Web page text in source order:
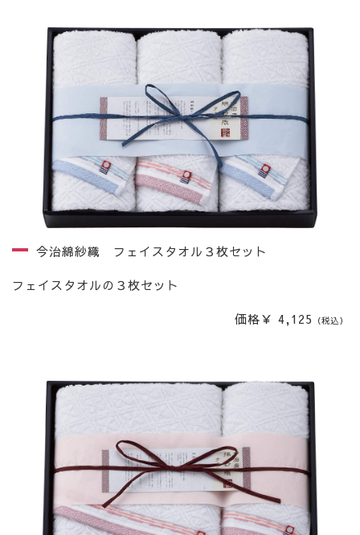
今治綿紗織 フェイスタオル３枚セット
フェイスタオルの３枚セット
価格￥ 4,125 （税込）